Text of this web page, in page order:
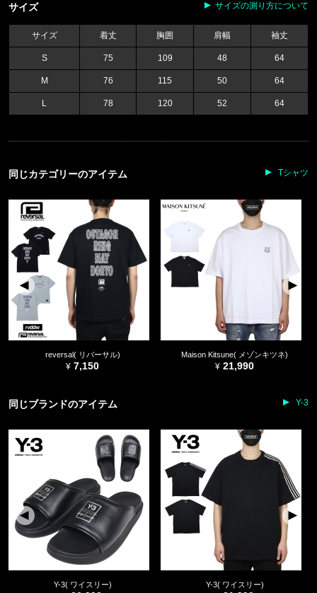
サイズ サイズの測り方について
サイズ 着丈 胸囲 肩幅 袖丈
S 75 109 48 64
M 76 115 50 64
L 78 120 52 64
同じカテゴリーのアイテム Tシャツ
reversal( リバーサル)
7,150
Maison Kitsune( メゾンキツネ)
21,990
同じブランドのアイテム Y-3
Y-3( ワイスリー) Y-3( ワイスリー)